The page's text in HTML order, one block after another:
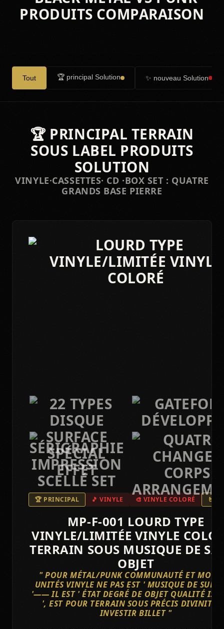
Tout 🏆 principal Solution ✨ nouveau Solution
🏆 PRINCIPAL TERRAIN
SOUS LABEL PRODUITS
SOLUTION
VINYLE·CASSETTES· CD ·BOX SET : QUATRE
GRANDS BASE PIERRE
🏆 PRINCIPAL 🎵 VINYLE 🎨 VINYLE COLORÉ 🤘
MP-F-001 LOURD TYPE
VINYLE/LIMITÉE VINYLE
TERRAIN SOUS MUSIQUE DE
OBJET
" POUR MÉTAL/PUNK COMMUNAUTÉ ET MOT,
UNITÉS VINYLE NE PAS EST ' MUSIQUE DE
'—— IL EST ' ÉTAT DEGRÉ DE OBJET QUALITÉ
', EST POUR TERRAIN SOUS PRÉCIS DIVINITÉ
INVESTIR BILLET "